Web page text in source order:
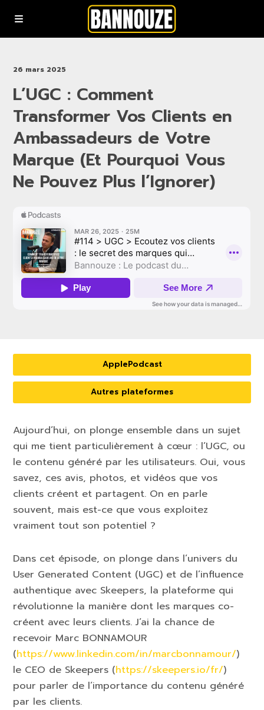
YouTube
Rejoindre la communauté bannouze (Newsletter)
Nous contacter
26 mars 2025
L’UGC : Comment
Transformer Vos Clients en
Ambassadeurs de Votre
Marque (Et Pourquoi Vous
Ne Pouvez Plus l’Ignorer)
ApplePodcast
Autres plateformes
Aujourd’hui, on plonge ensemble dans un sujet
qui me tient particulièrement à cœur : l’UGC, ou
le contenu généré par les utilisateurs. Oui, vous
savez, ces avis, photos, et vidéos que vos
clients créent et partagent. On en parle
souvent, mais est-ce que vous exploitez
vraiment tout son potentiel ?
Dans cet épisode, on plonge dans l’univers du
User Generated Content (UGC) et de l’influence
authentique avec Skeepers, la plateforme qui
révolutionne la manière dont les marques co-
créent avec leurs clients. J’ai la chance de
recevoir Marc BONNAMOUR
(https://www.linkedin.com/in/marcbonnamour/)
le CEO de Skeepers (https://skeepers.io/fr/)
pour parler de l’importance du contenu généré
par les clients.